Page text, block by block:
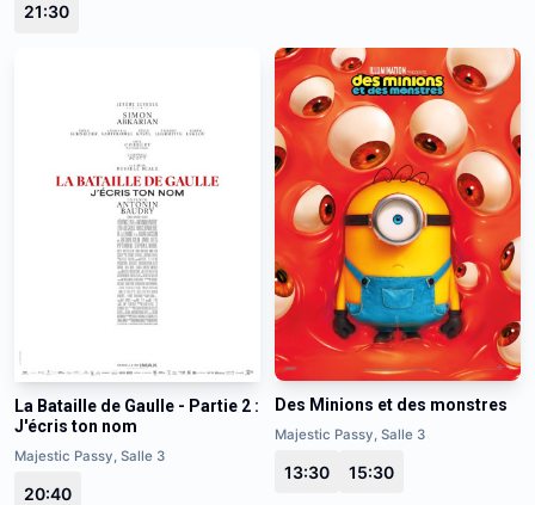
21:30
La Bataille de Gaulle - Partie 2 :
J'écris ton nom
Majestic Passy, Salle 3
20:40
Des Minions et des monstres
Majestic Passy, Salle 3
13:30 15:30